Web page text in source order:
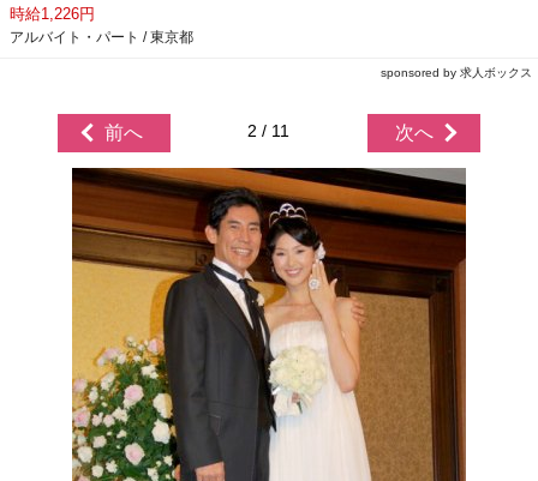
時給1,226円
アルバイト・パート / 東京都
sponsored by 求人ボックス
前へ 2 / 11 次へ